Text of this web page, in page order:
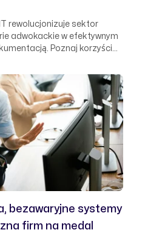
rewolucjonizuje sektor
adwokackie w efektywnym
Poznaj korzyści
poprawiają jakość obsługi
bezawaryjne systemy
firm na medal